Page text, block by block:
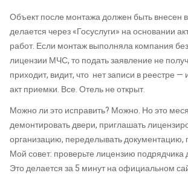
Объект после монтажа должен быть внесен
делается через «Госуслуги» на основании
работ. Если монтаж выполняла компания
лицензии МЧС, то подать заявление не
приходит, видит, что нет записи в реестре
акт приемки. Все. Отель не открыт.
Можно ли это исправить? Можно. Но это
демонтировать двери, приглашать
организацию, переделывать документацию,
Мой совет: проверьте лицензию подрядчика
Это делается за 5 минут на официальном